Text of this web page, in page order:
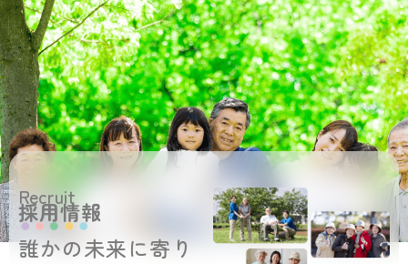
Recruit
採用情報
誰かの未来に寄り